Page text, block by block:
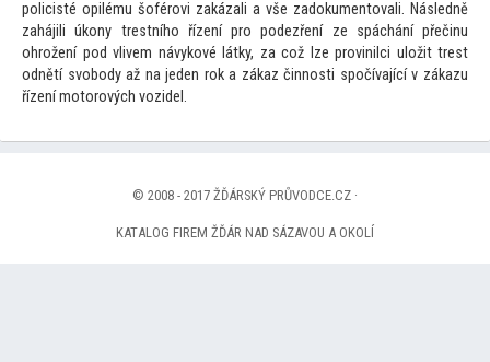
policisté opilému šoférovi zakázali a vše zadokumentovali. Následně
zahájili úkony trestního řízení pro podezření ze spáchání přečinu
ohrožení pod vlivem návykové látky, za což lze provinilci uložit trest
odnětí svobody až na jeden rok a zákaz činnosti spočívající v zákazu
řízení motorových vozidel.
© 2008 - 2017 ŽĎÁRSKÝ PRŮVODCE.CZ ·
KATALOG FIREM ŽĎÁR NAD SÁZAVOU A OKOLÍ